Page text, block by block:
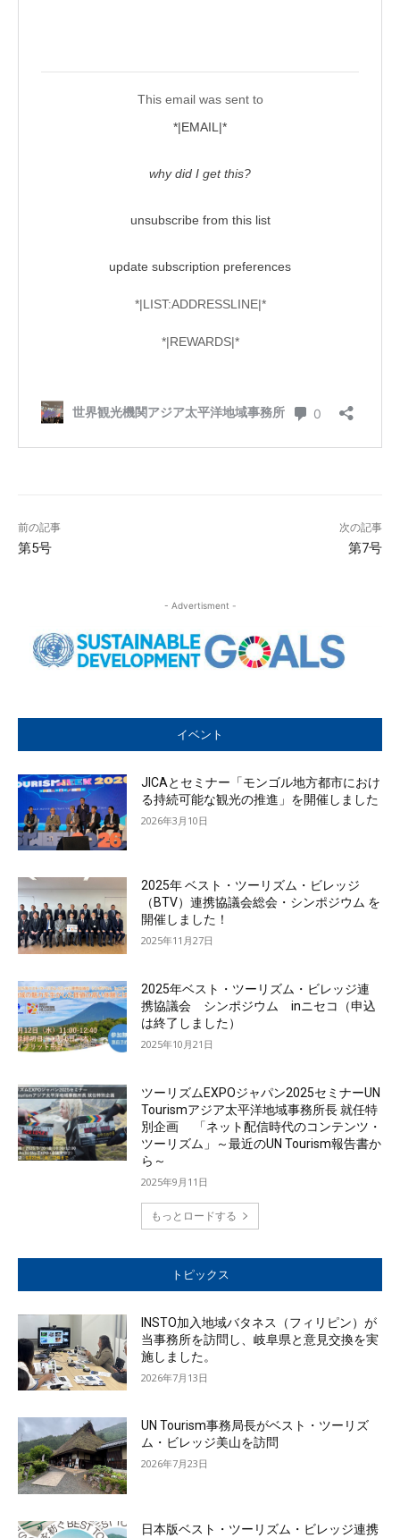
前の記事
第5号
次の記事
第7号
- Advertisment -
イベント
JICAとセミナー「モンゴル地方都市におけ
る持続可能な観光の推進」を開催しました
2026年3月10日
2025年 ベスト・ツーリズム・ビレッジ
（BTV）連携協議会総会・シンポジウム を
開催しました！
2025年11月27日
2025年ベスト・ツーリズム・ビレッジ連
携協議会 シンポジウム inニセコ（申込
は終了しました）
2025年10月21日
ツーリズムEXPOジャパン2025セミナーUN
Tourismアジア太平洋地域事務所長 就任特
別企画 「ネット配信時代のコンテンツ・
ツーリズム」～最近のUN Tourism報告書か
ら～
2025年9月11日
もっとロードする
トピックス
INSTO加入地域バタネス（フィリピン）が
当事務所を訪問し、岐阜県と意見交換を実
施しました。
2026年7月13日
UN Tourism事務局長がベスト・ツーリズ
ム・ビレッジ美山を訪問
2026年7月23日
日本版ベスト・ツーリズム・ビレッジ連携